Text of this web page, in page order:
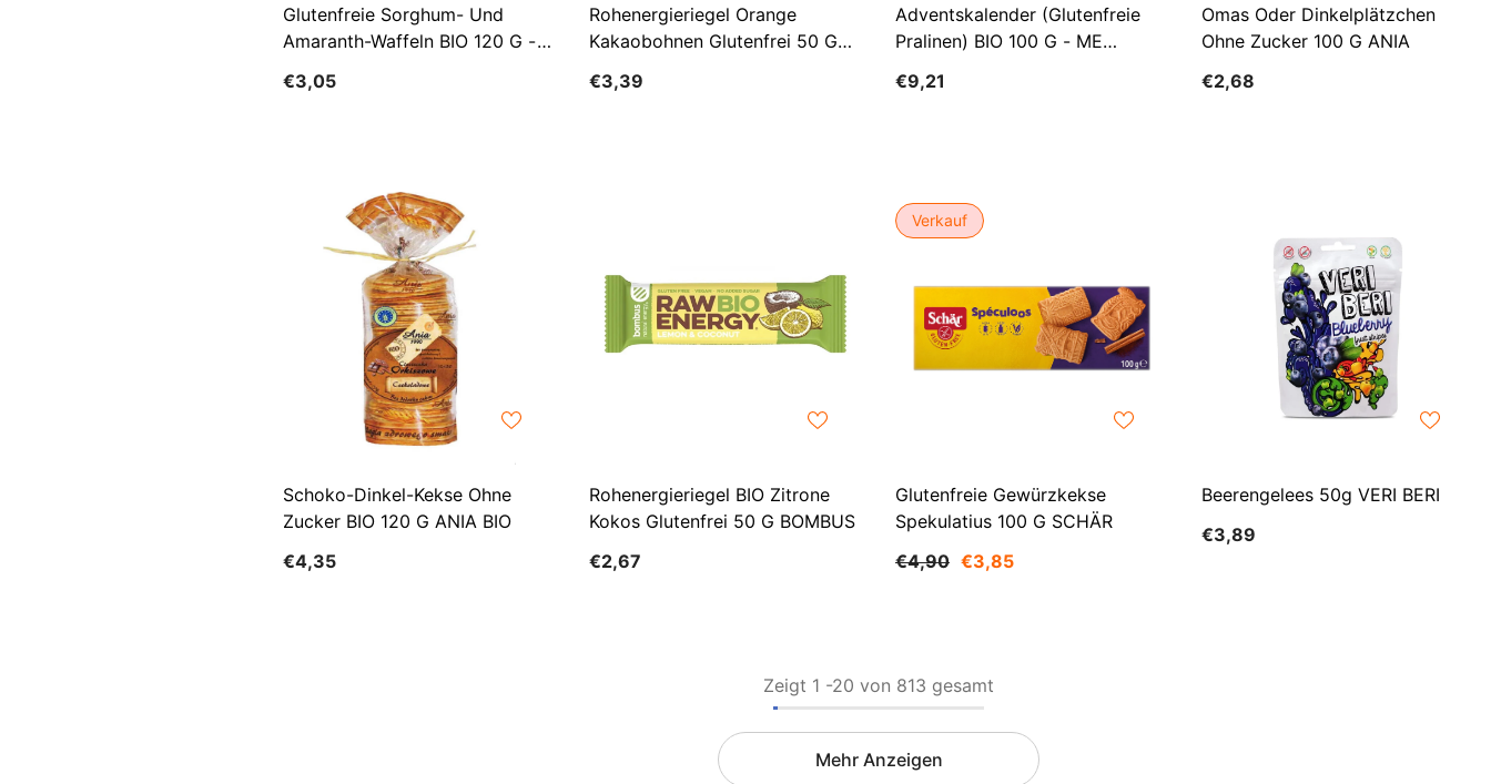
KRW
KYD
MUR
Glutenfreie Sorghum- Und
Amaranth-Waffeln BIO 120 G -
€3,05
Rohenergieriegel Orange
Kakaobohnen Glutenfrei 50 G
€3,39
Adventskalender (glutenfreie
Pralinen) BIO 100 G - ME
€9,21
Omas Oder Dinkelplätzchen
Ohne Zucker 100 G ANIA
€2,68
Schoko-Dinkel-Kekse Ohne
Zucker BIO 120 G ANIA BIO
€4,35
Rohenergieriegel BIO Zitrone
Kokos Glutenfrei 50 G BOMBUS
€2,67
Verkauf
Glutenfreie Gewürzkekse
Spekulatius 100 G SCHÄR
€4,90 €3,85
Beerengelees 50g VERI BERI
€3,89
Zeigt 1 -20 von 813 gesamt
Mehr Anzeigen